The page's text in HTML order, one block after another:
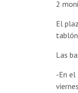
2
El
Las
-En el